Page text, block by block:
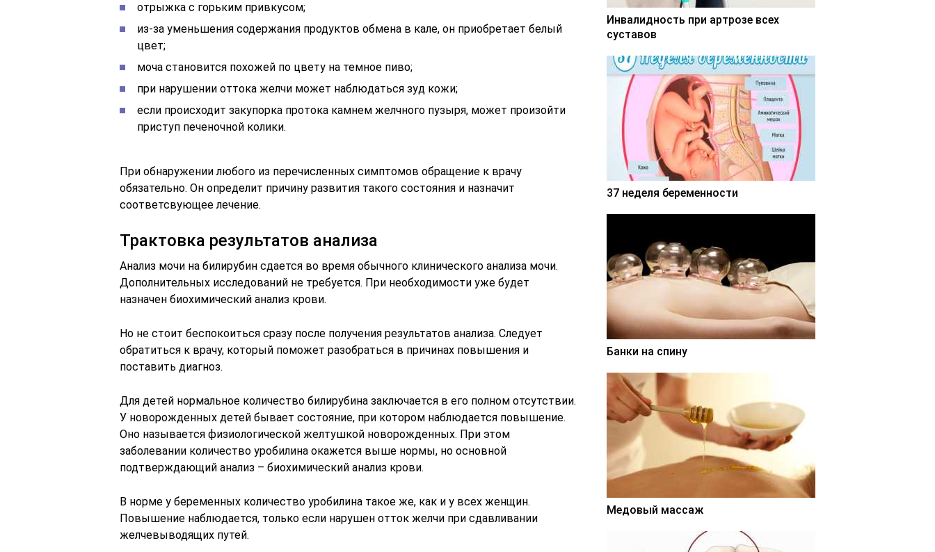
отрыжка с горьким привкусом;
из-за уменьшения содержания продуктов обмена в кале, он приобретает белый
цвет;
моча становится похожей по цвету на темное пиво;
при нарушении оттока желчи может наблюдаться зуд кожи;
если происходит закупорка протока камнем желчного пузыря, может произойти
приступ печеночной колики.
При обнаружении любого из перечисленных симптомов обращение к врачу
обязательно. Он определит причину развития такого состояния и назначит
соответсвующее лечение.
Трактовка результатов анализа
Анализ мочи на билирубин сдается во время обычного клинического анализа мочи.
Дополнительных исследований не требуется. При необходимости уже будет
назначен биохимический анализ крови.
Но не стоит беспокоиться сразу после получения результатов анализа. Следует
обратиться к врачу, который поможет разобраться в причинах повышения и
поставить диагноз.
Для детей нормальное количество билирубина заключается в его полном отсутствии.
У новорожденных детей бывает состояние, при котором наблюдается повышение.
Оно называется физиологической желтушкой новорожденных. При этом
заболевании количество уробилина окажется выше нормы, но основной
подтверждающий анализ – биохимический анализ крови.
В норме у беременных количество уробилина такое же, как и у всех женщин.
Повышение наблюдается, только если нарушен отток желчи при сдавливании
желчевыводящих путей.
Инвалидность при артрозе всех
суставов
37 неделя беременности
Банки на спину
Медовый массаж